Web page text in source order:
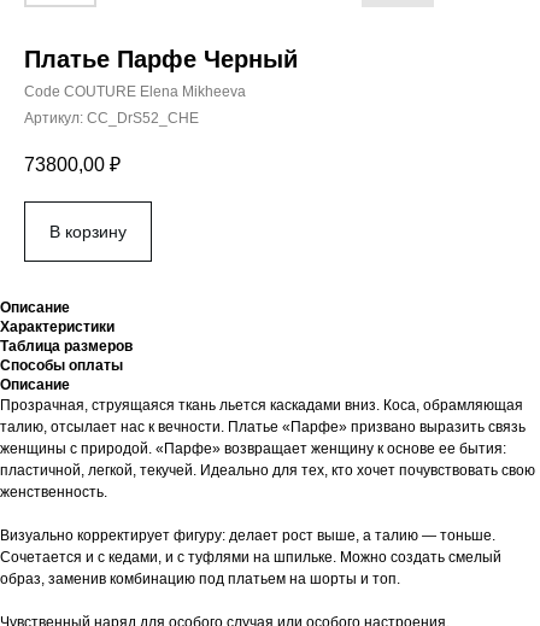
Платье Парфе Черный
Code COUTURE Elena Mikheeva
Артикул: CC_DrS52_CHE
73800,00 ₽
В корзину
Описание
Характеристики
Таблица размеров
Способы оплаты
Описание
Прозрачная, струящаяся ткань льется каскадами вниз. Коса, обрамляющая
талию, отсылает нас к вечности. Платье «Парфе» призвано выразить связь
женщины с природой. «Парфе» возвращает женщину к основе ее бытия:
пластичной, легкой, текучей. Идеально для тех, кто хочет почувствовать свою
женственность.
Визуально корректирует фигуру: делает рост выше, а талию — тоньше.
Сочетается и с кедами, и с туфлями на шпильке. Можно создать смелый
образ, заменив комбинацию под платьем на шорты и топ.